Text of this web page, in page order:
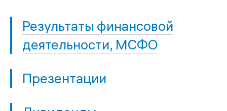
Результаты финансовой
деятельности, МСФО
Презентации